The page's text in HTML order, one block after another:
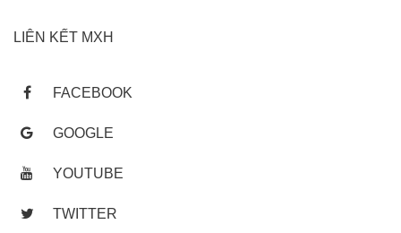
LIÊN KẾT MXH
FACEBOOK
GOOGLE
YOUTUBE
TWITTER